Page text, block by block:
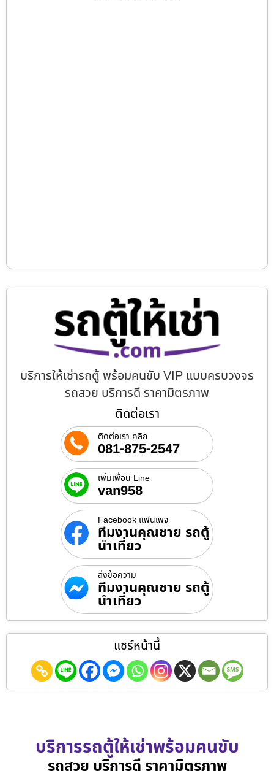
บริการให้เช่ารถตู้ พร้อมคนขับ VIP แบบครบวงจร
รถสวย บริการดี ราคามิตรภาพ
ติดต่อเรา
ติดต่อเรา คลิก
081-875-2547
เพิ่มเพื่อน Line
van958
Facebook แฟนเพจ
ทีมงานคุณชาย รถตู้
นำเที่ยว
ส่งข้อความ
ทีมงานคุณชาย รถตู้
นำเที่ยว
แชร์หน้านี้
บริการรถตู้ให้เช่าพร้อมคนขับ
รถสวย บริการดี ราคามิตรภาพ